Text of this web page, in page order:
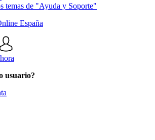
temas de "Ayuda y Soporte"
usuario?